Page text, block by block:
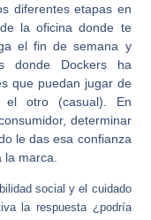
diferentes etapas en
la oficina donde te
el fin de semana y
donde Dockers ha
que puedan jugar de
otro (casual). En
determinar
le das esa confianza
marca.
social y el cuidado
la respuesta ¿podría